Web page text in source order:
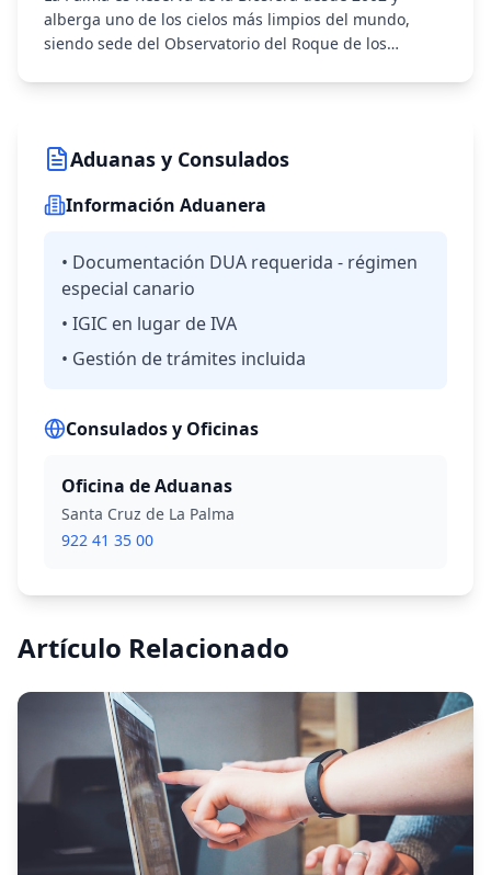
sigue viva.
alberga uno de los cielos más limpios del mundo,
siendo sede del Observatorio del Roque de los
activos (última erupción en 2021) y la Caldera de
Aduanas y Consulados
Información Aduanera
• Documentación DUA requerida - régimen
especial canario
• IGIC en lugar de IVA
• Gestión de trámites incluida
Consulados y Oficinas
Oficina de Aduanas
Santa Cruz de La Palma
922 41 35 00
Artículo Relacionado